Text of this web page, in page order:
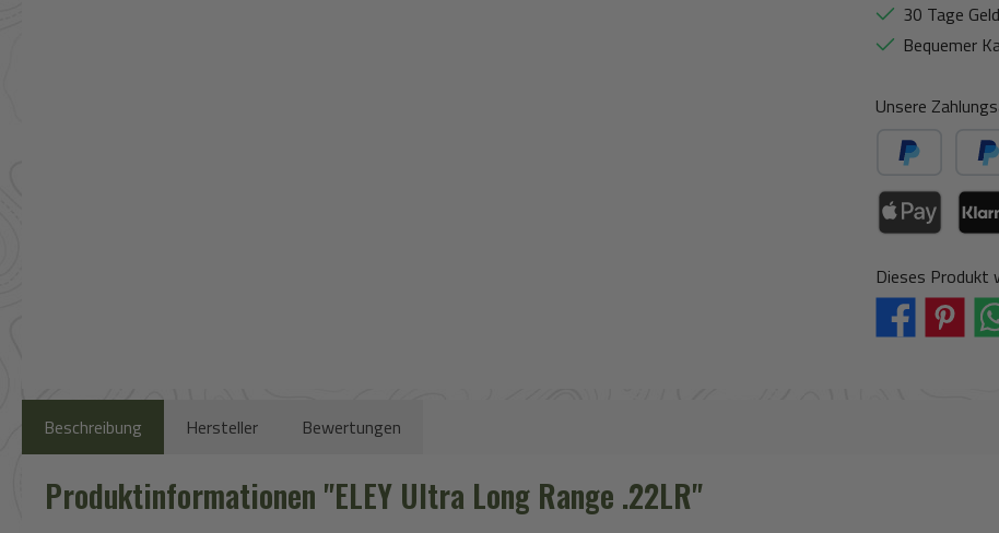
30 Tage
Bequemer
Unsere
PayPal
Dieses Produkt
Beschreibung Hersteller Bewertungen
Produktinformationen "ELEY Ultra Long Range .22LR"